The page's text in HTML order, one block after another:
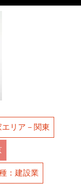
エリア－関東
：建設業